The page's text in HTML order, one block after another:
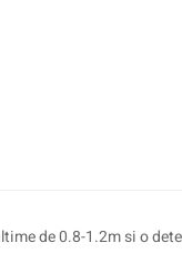
de 0.8-1.2m si o